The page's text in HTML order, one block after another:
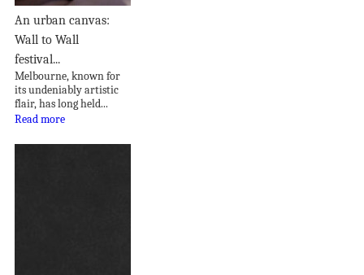
An urban canvas:
Wall to Wall
festival...
Melbourne, known for
its undeniably artistic
flair, has long held...
Read more